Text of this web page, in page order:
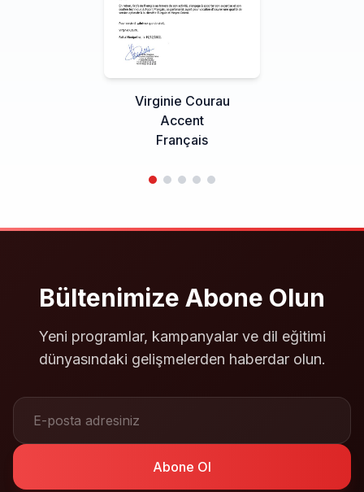
Virginie Courau
Accent
Français
Bültenimize Abone Olun
Yeni programlar, kampanyalar ve dil eğitimi
dünyasındaki gelişmelerden haberdar olun.
Abone Ol